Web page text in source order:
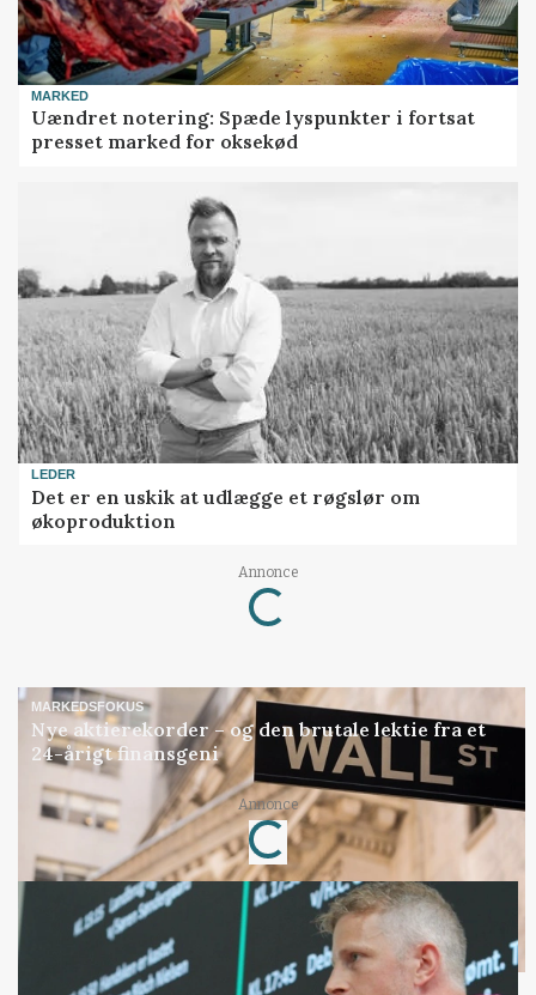
MARKED
Uændret notering: Spæde lyspunkter i fortsat
presset marked for oksekød
LEDER
Det er en uskik at udlægge et røgslør om
økoproduktion
Annonce
Loading...
MARKEDSFOKUS
Nye aktierekorder – og den brutale lektie fra et
24-årigt finansgeni
Annonce
Loading...